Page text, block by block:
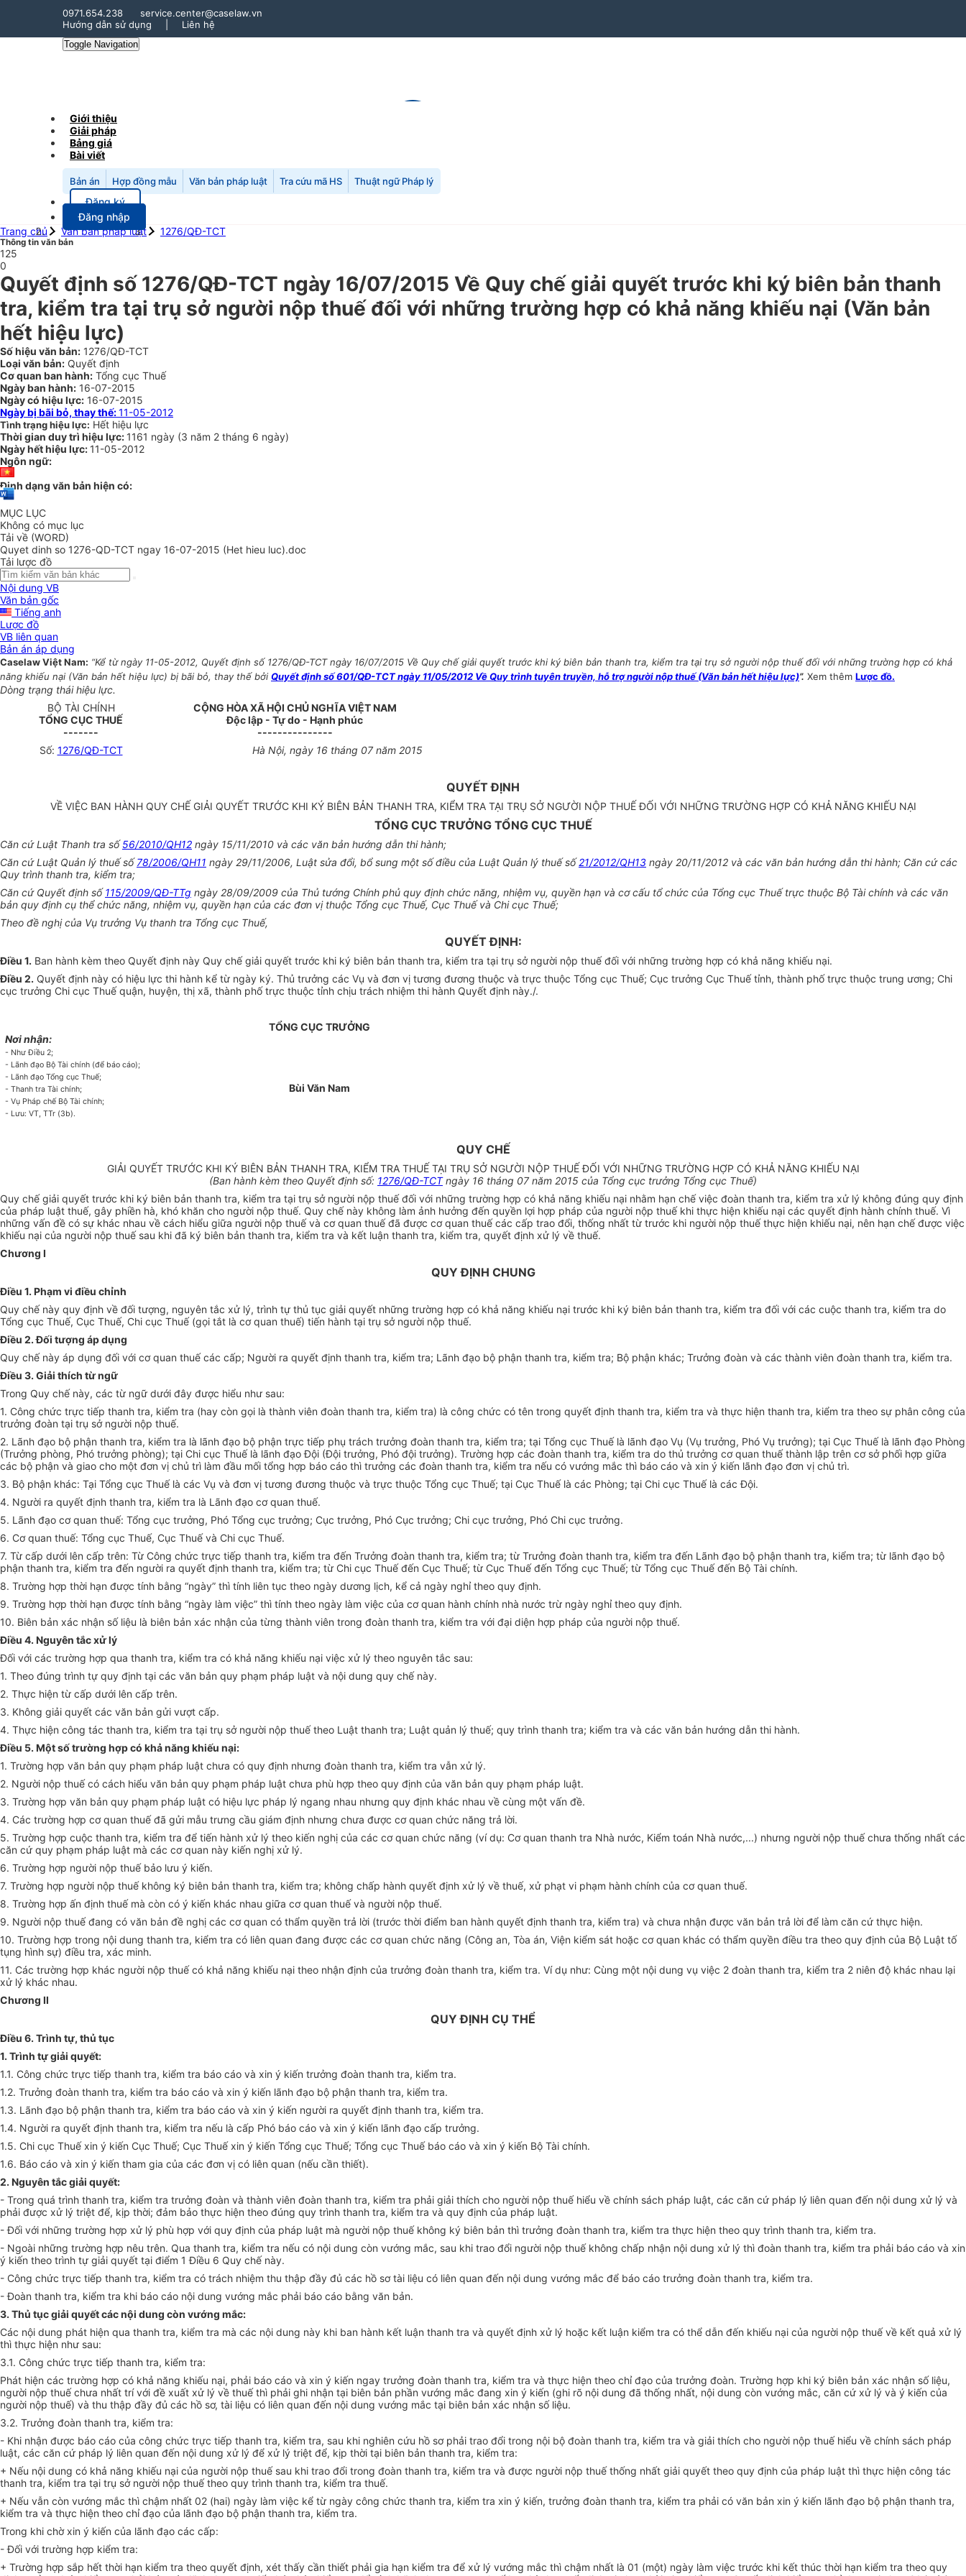
0971.654.238
service.center@caselaw.vn
Hướng dẫn sử dụng
Liên hệ
Toggle Navigation
Giới thiệu
Giải pháp
Bảng giá
Bài viết
Bản án Hợp đồng mẫu Văn bản pháp luật Tra cứu mã HS Thuật ngữ Pháp lý
Đăng ký
Đăng nhập
Trang chủ
Văn bản pháp luật 1276/QĐ-TCT
Thông tin văn bản
125
0
Quyết định số 1276/QĐ-TCT ngày 16/07/2015 Về Quy chế giải quyết trước khi ký biên bản thanh
tra, kiểm tra tại trụ sở người nộp thuế đối với những trường hợp có khả năng khiếu nại (Văn bản
hết hiệu lực)
Số hiệu văn bản: 1276/QĐ-TCT
Loại văn bản: Quyết định
Cơ quan ban hành: Tổng cục Thuế
Ngày ban hành: 16-07-2015
Ngày có hiệu lực: 16-07-2015
Ngày bị bãi bỏ, thay thế:11-05-2012
Tình trạng hiệu lực: Hết hiệu lực
Thời gian duy trì hiệu lực: 1161 ngày (3 năm 2 tháng 6 ngày)
Ngày hết hiệu lực: 11-05-2012
Ngôn ngữ:
Định dạng văn bản hiện có:
MỤC LỤC
Không có mục lục
Tải về (WORD)
Quyet dinh so 1276-QD-TCT ngay 16-07-2015 (Het hieu luc).doc
Tải lược đồ
Nội dung VB
Văn bản gốc
Tiếng anh
Lược đồ
VB liên quan
Bản án áp dụng
Caselaw Việt Nam: “Kể từ ngày 11-05-2012, Quyết định số 1276/QĐ-TCT ngày 16/07/2015 Về Quy chế giải quyết trước khi ký biên bản thanh tra, kiểm tra tại trụ sở người nộp thuế đối với những trường hợp có khả
năng khiếu nại (Văn bản hết hiệu lực) bị bãi bỏ, thay thế bởi Quyết định số 601/QĐ-TCT ngày 11/05/2012 Về Quy trình tuyên truyền, hỗ trợ người nộp thuế (Văn bản hết hiệu lực)”. Xem thêm Lược đồ.
Dòng trạng thái hiệu lực.
BỘ TÀI CHÍNH
TỔNG CỤC THUẾ
-------
CỘNG HÒA XÃ HỘI CHỦ NGHĨA VIỆT NAM
Độc lập - Tự do - Hạnh phúc
---------------
Số: 1276/QĐ-TCT Hà Nội, ngày 16 tháng 07 năm 2015
QUYẾT ĐỊNH
VỀ VIỆC BAN HÀNH QUY CHẾ GIẢI QUYẾT TRƯỚC KHI KÝ BIÊN BẢN THANH TRA, KIỂM TRA TẠI TRỤ SỞ NGƯỜI NỘP THUẾ ĐỐI VỚI NHỮNG TRƯỜNG HỢP CÓ KHẢ NĂNG KHIẾU NẠI
TỔNG CỤC TRƯỞNG TỔNG CỤC THUẾ
Căn cứ Luật Thanh tra số56/2010/QH12 ngày 15/11/2010 và các văn bản hướng dẫn thi hành;
Căn cứ Luật Quản lý thuế số78/2006/QH11 ngày 29/11/2006, Luật sửa đổi, bổ sung một số điều của Luật Quản lý thuế số21/2012/QH13 ngày 20/11/2012 và các văn bản hướng dẫn thi hành; Căn cứ các
Quy trình thanh tra, kiểm tra;
Căn cứ Quyết định số115/2009/QĐ-TTg ngày 28/09/2009 của Thủ tướng Chính phủ quy định chức năng, nhiệm vụ, quyền hạn và cơ cấu tổ chức của Tổng cục Thuế trực thuộc Bộ Tài chính và các văn
bản quy định cụ thể chức năng, nhiệm vụ, quyền hạn của các đơn vị thuộc Tổng cục Thuế, Cục Thuế và Chi cục Thuế;
Theo đề nghị của Vụ trưởng Vụ thanh tra Tổng cục Thuế,
QUYẾT ĐỊNH:
Điều 1. Ban hành kèm theo Quyết định này Quy chế giải quyết trước khi ký biên bản thanh tra, kiểm tra tại trụ sở người nộp thuế đối với những trường hợp có khả năng khiếu nại.
Điều 2. Quyết định này có hiệu lực thi hành kể từ ngày ký. Thủ trưởng các Vụ và đơn vị tương đương thuộc và trực thuộc Tổng cục Thuế; Cục trưởng Cục Thuế tỉnh, thành phố trực thuộc trung ương; Chi
cục trưởng Chi cục Thuế quận, huyện, thị xã, thành phố trực thuộc tỉnh chịu trách nhiệm thi hành Quyết định này./.
Nơi nhận:
- Như Điều 2;
- Lãnh đạo Bộ Tài chính (để báo cáo);
- Lãnh đạo Tổng cục Thuế;
- Thanh tra Tài chính;
- Vụ Pháp chế Bộ Tài chính;
- Lưu: VT, TTr (3b).
TỔNG CỤC TRƯỞNG
Bùi Văn Nam
QUY CHẾ
GIẢI QUYẾT TRƯỚC KHI KÝ BIÊN BẢN THANH TRA, KIỂM TRA THUẾ TẠI TRỤ SỞ NGƯỜI NỘP THUẾ ĐỐI VỚI NHỮNG TRƯỜNG HỢP CÓ KHẢ NĂNG KHIẾU NẠI
(Ban hành kèm theo Quyết định số: 1276/QĐ-TCTngày 16 tháng 07 năm 2015 của Tổng cục trưởng Tổng cục Thuế)
Quy chế giải quyết trước khi ký biên bản thanh tra, kiểm tra tại trụ sở người nộp thuế đối với những trường hợp có khả năng khiếu nại nhằm hạn chế việc đoàn thanh tra, kiểm tra xử lý không đúng quy định
của pháp luật thuế, gây phiền hà, khó khăn cho người nộp thuế. Quy chế này không làm ảnh hưởng đến quyền lợi hợp pháp của người nộp thuế khi thực hiện khiếu nại các quyết định hành chính thuế. Vì
những vấn đề có sự khác nhau về cách hiểu giữa người nộp thuế và cơ quan thuế đã được cơ quan thuế các cấp trao đổi, thống nhất từ trước khi người nộp thuế thực hiện khiếu nại, nên hạn chế được việc
khiếu nại của người nộp thuế sau khi đã ký biên bản thanh tra, kiểm tra và kết luận thanh tra, kiểm tra, quyết định xử lý về thuế.
Chương I
QUY ĐỊNH CHUNG
Điều 1. Phạm vi điều chỉnh
Quy chế này quy định về đối tượng, nguyên tắc xử lý, trình tự thủ tục giải quyết những trường hợp có khả năng khiếu nại trước khi ký biên bản thanh tra, kiểm tra đối với các cuộc thanh tra, kiểm tra do
Tổng cục Thuế, Cục Thuế, Chi cục Thuế (gọi tắt là cơ quan thuế) tiến hành tại trụ sở người nộp thuế.
Điều 2. Đối tượng áp dụng
Quy chế này áp dụng đối với cơ quan thuế các cấp; Người ra quyết định thanh tra, kiểm tra; Lãnh đạo bộ phận thanh tra, kiểm tra; Bộ phận khác; Trưởng đoàn và các thành viên đoàn thanh tra, kiểm tra.
Điều 3. Giải thích từ ngữ
Trong Quy chế này, các từ ngữ dưới đây được hiểu như sau:
1. Công chức trực tiếp thanh tra, kiểm tra (hay còn gọi là thành viên đoàn thanh tra, kiểm tra) là công chức có tên trong quyết định thanh tra, kiểm tra và thực hiện thanh tra, kiểm tra theo sự phân công của
trưởng đoàn tại trụ sở người nộp thuế.
2. Lãnh đạo bộ phận thanh tra, kiểm tra là lãnh đạo bộ phận trực tiếp phụ trách trưởng đoàn thanh tra, kiểm tra; tại Tổng cục Thuế là lãnh đạo Vụ (Vụ trưởng, Phó Vụ trưởng); tại Cục Thuế là lãnh đạo Phòng
(Trưởng phòng, Phó trưởng phòng); tại Chi cục Thuế là lãnh đạo Đội (Đội trưởng, Phó đội trưởng). Trường hợp các đoàn thanh tra, kiểm tra do thủ trưởng cơ quan thuế thành lập trên cơ sở phối hợp giữa
các bộ phận và giao cho một đơn vị chủ trì làm đầu mối tổng hợp báo cáo thì trưởng các đoàn thanh tra, kiểm tra nếu có vướng mắc thì báo cáo và xin ý kiến lãnh đạo đơn vị chủ trì.
3. Bộ phận khác: Tại Tổng cục Thuế là các Vụ và đơn vị tương đương thuộc và trực thuộc Tổng cục Thuế; tại Cục Thuế là các Phòng; tại Chi cục Thuế là các Đội.
4. Người ra quyết định thanh tra, kiểm tra là Lãnh đạo cơ quan thuế.
5. Lãnh đạo cơ quan thuế: Tổng cục trưởng, Phó Tổng cục trưởng; Cục trưởng, Phó Cục trưởng; Chi cục trưởng, Phó Chi cục trưởng.
6. Cơ quan thuế: Tổng cục Thuế, Cục Thuế và Chi cục Thuế.
7. Từ cấp dưới lên cấp trên: Từ Công chức trực tiếp thanh tra, kiểm tra đến Trưởng đoàn thanh tra, kiểm tra; từ Trưởng đoàn thanh tra, kiểm tra đến Lãnh đạo bộ phận thanh tra, kiểm tra; từ lãnh đạo bộ
phận thanh tra, kiểm tra đến người ra quyết định thanh tra, kiểm tra; từ Chi cục Thuế đến Cục Thuế; từ Cục Thuế đến Tổng cục Thuế; từ Tổng cục Thuế đến Bộ Tài chính.
8. Trường hợp thời hạn được tính bằng “ngày” thì tính liên tục theo ngày dương lịch, kể cả ngày nghỉ theo quy định.
9. Trường hợp thời hạn được tính bằng “ngày làm việc” thì tính theo ngày làm việc của cơ quan hành chính nhà nước trừ ngày nghỉ theo quy định.
10. Biên bản xác nhận số liệu là biên bản xác nhận của từng thành viên trong đoàn thanh tra, kiểm tra với đại diện hợp pháp của người nộp thuế.
Điều 4. Nguyên tắc xử lý
Đối với các trường hợp qua thanh tra, kiểm tra có khả năng khiếu nại việc xử lý theo nguyên tắc sau:
1. Theo đúng trình tự quy định tại các văn bản quy phạm pháp luật và nội dung quy chế này.
2. Thực hiện từ cấp dưới lên cấp trên.
3. Không giải quyết các văn bản gửi vượt cấp.
4. Thực hiện công tác thanh tra, kiểm tra tại trụ sở người nộp thuế theo Luật thanh tra; Luật quản lý thuế; quy trình thanh tra; kiểm tra và các văn bản hướng dẫn thi hành.
Điều 5. Một số trường hợp có khả năng khiếu nại:
1. Trường hợp văn bản quy phạm pháp luật chưa có quy định nhưng đoàn thanh tra, kiểm tra vẫn xử lý.
2. Người nộp thuế có cách hiểu văn bản quy phạm pháp luật chưa phù hợp theo quy định của văn bản quy phạm pháp luật.
3. Trường hợp văn bản quy phạm pháp luật có hiệu lực pháp lý ngang nhau nhưng quy định khác nhau về cùng một vấn đề.
4. Các trường hợp cơ quan thuế đã gửi mẫu trưng cầu giám định nhưng chưa được cơ quan chức năng trả lời.
5. Trường hợp cuộc thanh tra, kiểm tra để tiến hành xử lý theo kiến nghị của các cơ quan chức năng (ví dụ: Cơ quan thanh tra Nhà nước, Kiểm toán Nhà nước,...) nhưng người nộp thuế chưa thống nhất các
căn cứ quy phạm pháp luật mà các cơ quan này kiến nghị xử lý.
6. Trường hợp người nộp thuế bảo lưu ý kiến.
7. Trường hợp người nộp thuế không ký biên bản thanh tra, kiểm tra; không chấp hành quyết định xử lý về thuế, xử phạt vi phạm hành chính của cơ quan thuế.
8. Trường hợp ấn định thuế mà còn có ý kiến khác nhau giữa cơ quan thuế và người nộp thuế.
9. Người nộp thuế đang có văn bản đề nghị các cơ quan có thẩm quyền trả lời (trước thời điểm ban hành quyết định thanh tra, kiểm tra) và chưa nhận được văn bản trả lời để làm căn cứ thực hiện.
10. Trường hợp trong nội dung thanh tra, kiểm tra có liên quan đang được các cơ quan chức năng (Công an, Tòa án, Viện kiểm sát hoặc cơ quan khác có thẩm quyền điều tra theo quy định của Bộ Luật tố
tụng hình sự) điều tra, xác minh.
11. Các trường hợp khác người nộp thuế có khả năng khiếu nại theo nhận định của trưởng đoàn thanh tra, kiểm tra. Ví dụ như: Cùng một nội dung vụ việc 2 đoàn thanh tra, kiểm tra 2 niên độ khác nhau lại
xử lý khác nhau.
Chương II
QUY ĐỊNH CỤ THỂ
Điều 6. Trình tự, thủ tục
1. Trình tự giải quyết:
1.1. Công chức trực tiếp thanh tra, kiểm tra báo cáo và xin ý kiến trưởng đoàn thanh tra, kiểm tra.
1.2. Trưởng đoàn thanh tra, kiểm tra báo cáo và xin ý kiến lãnh đạo bộ phận thanh tra, kiểm tra.
1.3. Lãnh đạo bộ phận thanh tra, kiểm tra báo cáo và xin ý kiến người ra quyết định thanh tra, kiểm tra.
1.4. Người ra quyết định thanh tra, kiểm tra nếu là cấp Phó báo cáo và xin ý kiến lãnh đạo cấp trưởng.
1.5. Chi cục Thuế xin ý kiến Cục Thuế; Cục Thuế xin ý kiến Tổng cục Thuế; Tổng cục Thuế báo cáo và xin ý kiến Bộ Tài chính.
1.6. Báo cáo và xin ý kiến tham gia của các đơn vị có liên quan (nếu cần thiết).
2. Nguyên tắc giải quyết:
- Trong quá trình thanh tra, kiểm tra trưởng đoàn và thành viên đoàn thanh tra, kiểm tra phải giải thích cho người nộp thuế hiểu về chính sách pháp luật, các căn cứ pháp lý liên quan đến nội dung xử lý và
phải được xử lý triệt để, kịp thời; đảm bảo thực hiện theo đúng quy trình thanh tra, kiểm tra và quy định của pháp luật.
- Đối với những trường hợp xử lý phù hợp với quy định của pháp luật mà người nộp thuế không ký biên bản thì trưởng đoàn thanh tra, kiểm tra thực hiện theo quy trình thanh tra, kiểm tra.
- Ngoài những trường hợp nêu trên. Qua thanh tra, kiểm tra nếu có nội dung còn vướng mắc, sau khi trao đổi người nộp thuế không chấp nhận nội dung xử lý thì đoàn thanh tra, kiểm tra phải báo cáo và xin
ý kiến theo trình tự giải quyết tại điểm 1 Điều 6 Quy chế này.
- Công chức trực tiếp thanh tra, kiểm tra có trách nhiệm thu thập đầy đủ các hồ sơ tài liệu có liên quan đến nội dung vướng mắc để báo cáo trưởng đoàn thanh tra, kiểm tra.
- Đoàn thanh tra, kiểm tra khi báo cáo nội dung vướng mắc phải báo cáo bằng văn bản.
3. Thủ tục giải quyết các nội dung còn vướng mắc:
Các nội dung phát hiện qua thanh tra, kiểm tra mà các nội dung này khi ban hành kết luận thanh tra và quyết định xử lý hoặc kết luận kiểm tra có thể dẫn đến khiếu nại của người nộp thuế về kết quả xử lý
thì thực hiện như sau:
3.1. Công chức trực tiếp thanh tra, kiểm tra:
Phát hiện các trường hợp có khả năng khiếu nại, phải báo cáo và xin ý kiến ngay trưởng đoàn thanh tra, kiểm tra và thực hiện theo chỉ đạo của trưởng đoàn. Trường hợp khi ký biên bản xác nhận số liệu,
người nộp thuế chưa nhất trí với đề xuất xử lý về thuế thì phải ghi nhận tại biên bản phần vướng mắc đang xin ý kiến (ghi rõ nội dung đã thống nhất, nội dung còn vướng mắc, căn cứ xử lý và ý kiến của
người nộp thuế) và thu thập đầy đủ các hồ sơ, tài liệu có liên quan đến nội dung vướng mắc tại biên bản xác nhận số liệu.
3.2. Trưởng đoàn thanh tra, kiểm tra:
- Khi nhận được báo cáo của công chức trực tiếp thanh tra, kiểm tra, sau khi nghiên cứu hồ sơ phải trao đổi trong nội bộ đoàn thanh tra, kiểm tra và giải thích cho người nộp thuế hiểu về chính sách pháp
luật, các căn cứ pháp lý liên quan đến nội dung xử lý để xử lý triệt để, kịp thời tại biên bản thanh tra, kiểm tra:
+ Nếu nội dung có khả năng khiếu nại của người nộp thuế sau khi trao đổi trong đoàn thanh tra, kiểm tra và được người nộp thuế thống nhất giải quyết theo quy định của pháp luật thì thực hiện công tác
thanh tra, kiểm tra tại trụ sở người nộp thuế theo quy trình thanh tra, kiểm tra thuế.
+ Nếu vẫn còn vướng mắc thì chậm nhất 02 (hai) ngày làm việc kể từ ngày công chức thanh tra, kiểm tra xin ý kiến, trưởng đoàn thanh tra, kiểm tra phải có văn bản xin ý kiến lãnh đạo bộ phận thanh tra,
kiểm tra và thực hiện theo chỉ đạo của lãnh đạo bộ phận thanh tra, kiểm tra.
Trong khi chờ xin ý kiến của lãnh đạo các cấp:
- Đối với trường hợp kiểm tra:
+ Trường hợp sắp hết thời hạn kiểm tra theo quyết định, xét thấy cần thiết phải gia hạn kiểm tra để xử lý vướng mắc thì chậm nhất là 01 (một) ngày làm việc trước khi kết thúc thời hạn kiểm tra theo quy